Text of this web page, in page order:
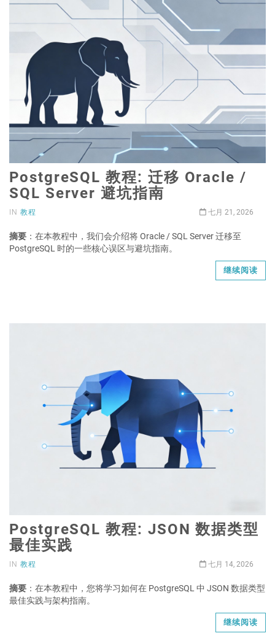
PostgreSQL 教程: 迁移 Oracle /
SQL Server 避坑指南
IN 教程 七月 21, 2026
摘要 ：在本教程中，我们会介绍将 Oracle / SQL Server 迁移至
PostgreSQL 时的一些核心误区与避坑指南。
继续阅读
PostgreSQL 教程: JSON 数据类型
最佳实践
IN 教程 七月 14, 2026
摘要 ：在本教程中，您将学习如何在 PostgreSQL 中 JSON 数据类型
最佳实践与架构指南。
继续阅读